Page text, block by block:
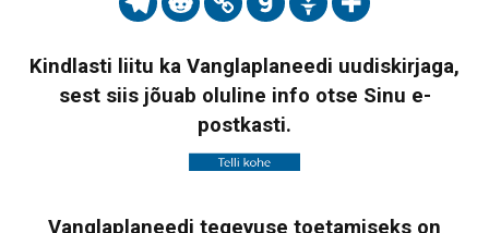
Kindlasti liitu ka Vanglaplaneedi uudiskirjaga,
sest siis jõuab oluline info otse Sinu e-
postkasti.
Vanglaplaneedi tegevuse toetamiseks on